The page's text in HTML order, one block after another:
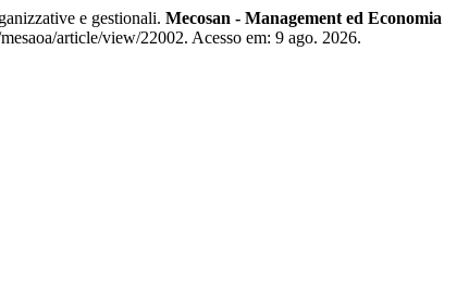
e gestionali. Mecosan - Management ed Economia
article/view/22002. Acesso em: 9 ago. 2026.